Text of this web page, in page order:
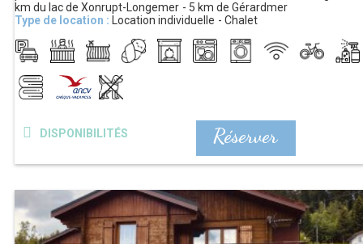
km du lac de Xonrupt-Longemer 5 km de Gérardmer
Type de location :
Location individuelle Chalet
Réserver
DISPONIBILITÉS